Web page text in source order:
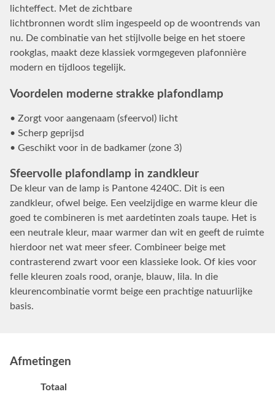
lichteffect. Met de zichtbare
lichtbronnen wordt slim ingespeeld op de woontrends van
nu. De combinatie van het stijlvolle beige en het stoere
rookglas, maakt deze klassiek vormgegeven plafonnière
modern en tijdloos tegelijk.
Voordelen moderne strakke plafondlamp
• Zorgt voor aangenaam (sfeervol) licht
• Scherp geprijsd
• Geschikt voor in de badkamer (zone 3)
Sfeervolle plafondlamp in zandkleur
De kleur van de lamp is Pantone 4240C. Dit is een
zandkleur, ofwel beige. Een veelzijdige en warme kleur die
goed te combineren is met aardetinten zoals taupe. Het is
een neutrale kleur, maar warmer dan wit en geeft de ruimte
hierdoor net wat meer sfeer. Combineer beige met
contrasterend zwart voor een klassieke look. Of kies voor
felle kleuren zoals rood, oranje, blauw, lila. In die
kleurencombinatie vormt beige een prachtige natuurlijke
basis.
Afmetingen
Totaal